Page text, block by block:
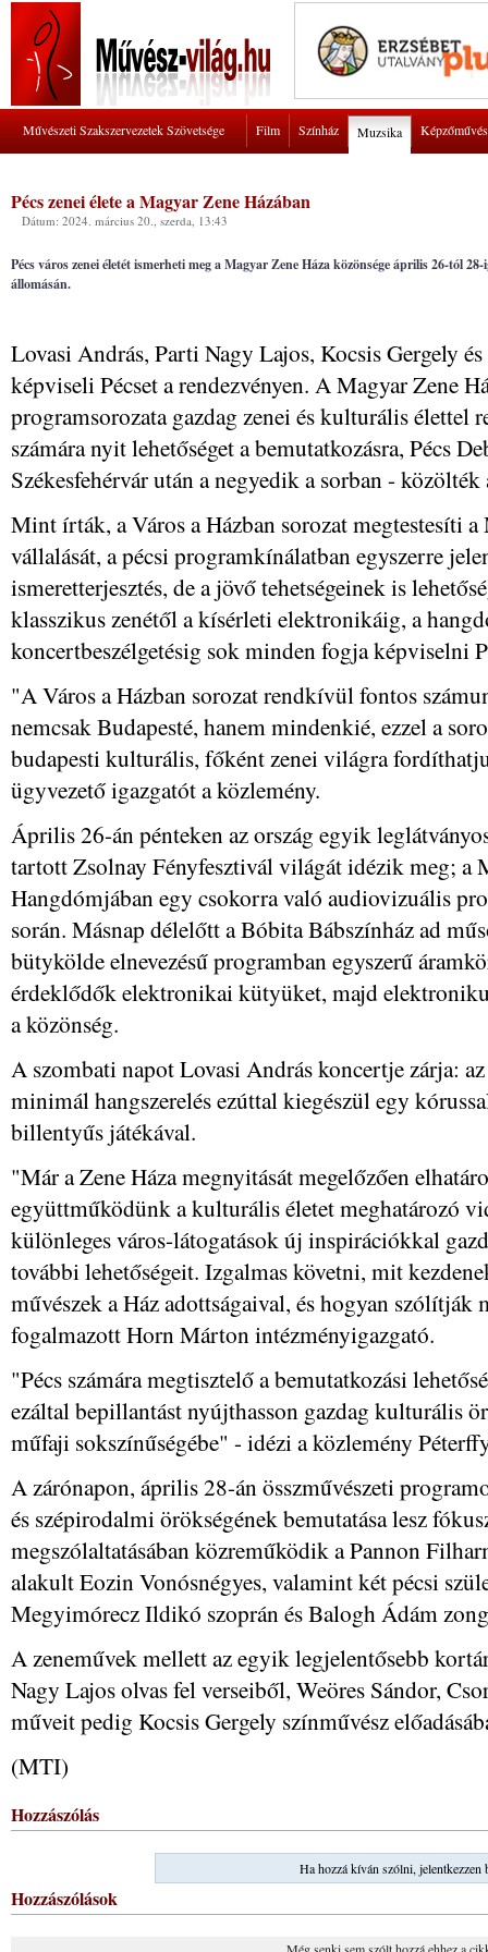
Művészeti Szakszervezetek Szövetsége Film Színház Muzsika
Pécs zenei élete a Magyar Zene Házában
Dátum: 2024. március 20., szerda, 13:43
Pécs város zenei életét ismerheti meg a Magyar Zene Háza közönsége április 26-tól
állomásán.
Lovasi András, Parti Nagy Lajos, Kocsis Gergely
képviseli Pécset a rendezvényen. A Magyar Zene
programsorozata gazdag zenei és kulturális élettel
számára nyit lehetőséget a bemutatkozásra, Pécs
Székesfehérvár után a negyedik a sorban -
Mint írták, a Város a Házban sorozat megtestesíti
vállalását, a pécsi programkínálatban egyszerre
ismeretterjesztés, de a jövő tehetségeinek is
klasszikus zenétől a kísérleti elektronikáig, a
koncertbeszélgetésig sok minden fogja képviselni
"A Város a Házban sorozat rendkívül fontos
nemcsak Budapesté, hanem mindenkié, ezzel a
budapesti kulturális, főként zenei világra
ügyvezető igazgatót a közlemény.
Április 26-án pénteken az ország egyik
tartott Zsolnay Fényfesztivál világát idézik meg; a
Hangdómjában egy csokorra való audiovizuális
során. Másnap délelőtt a Bóbita Bábszínház ad
bütykölde elnevezésű programban egyszerű
érdeklődők elektronikai kütyüket, majd
a közönség.
A szombati napot Lovasi András koncertje zárja:
minimál hangszerelés ezúttal kiegészül egy
billentyűs játékával.
"Már a Zene Háza megnyitását megelőzően
együttműködünk a kulturális életet meghatározó
különleges város-látogatások új inspirációkkal
további lehetőségeit. Izgalmas követni, mit
művészek a Ház adottságaival, és hogyan szólítják
fogalmazott Horn Márton intézményigazgató.
"Pécs számára megtisztelő a bemutatkozási
ezáltal bepillantást nyújthasson gazdag kulturális
műfaji sokszínűségébe" - idézi a közlemény
A zárónapon, április 28-án összművészeti
és szépirodalmi örökségének bemutatása lesz
megszólaltatásában közreműködik a Pannon
alakult Eozin Vonósnégyes, valamint két pécsi
Megyimórecz Ildikó szoprán és Balogh Ádám
A zeneművek mellett az egyik legjelentősebb
Nagy Lajos olvas fel verseiből, Weöres Sándor,
műveit pedig Kocsis Gergely színművész
(MTI)
Hozzászólás
Ha hozzá kíván szólni, jelentkezzen
Hozzászólások